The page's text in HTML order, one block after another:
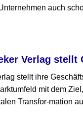
auch
Verlag
stellt ihre
mit dem
Transfor-mation